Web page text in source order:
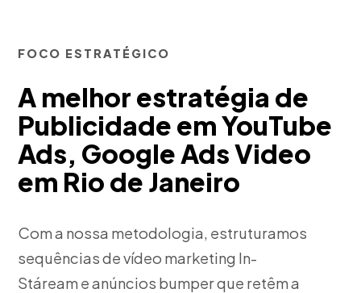
FOCO ESTRATÉGICO
A melhor estratégia de
Publicidade em YouTube
Ads, Google Ads Video
em Rio de Janeiro
Com a nossa metodologia, estruturamos
sequências de vídeo marketing In-
Stáream e anúncios bumper que retêm a